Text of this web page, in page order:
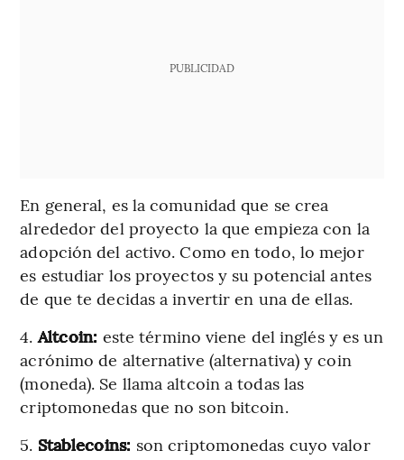
PUBLICIDAD
En general, es la comunidad que se crea
alrededor del proyecto la que empieza con la
adopción del activo. Como en todo, lo mejor
es estudiar los proyectos y su potencial antes
de que te decidas a invertir en una de ellas.
4.Altcoin: este término viene del inglés y es un
acrónimo de alternative (alternativa) y coin
(moneda). Se llama altcoin a todas las
criptomonedas que no son bitcoin.
5. Stablecoins: son criptomonedas cuyo valor